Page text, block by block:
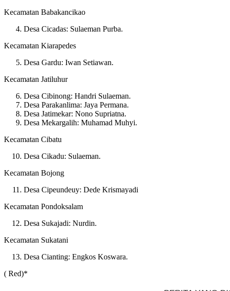
Kecamatan Babakancikao
Desa Cicadas: Sulaeman Purba.
Kecamatan Kiarapedes
Desa Gardu: Iwan Setiawan.
Kecamatan Jatiluhur
Desa Cibinong: Handri Sulaeman.
Desa Parakanlima: Jaya Permana.
Desa Jatimekar: Nono Supriatna.
Desa Mekargalih: Muhamad Muhyi.
Kecamatan Cibatu
Desa Cikadu: Sulaeman.
Kecamatan Bojong
Desa Cipeundeuy: Dede Krismayadi
Kecamatan Pondoksalam
Desa Sukajadi: Nurdin.
Kecamatan Sukatani
Desa Cianting: Engkos Koswara.
( Red)*